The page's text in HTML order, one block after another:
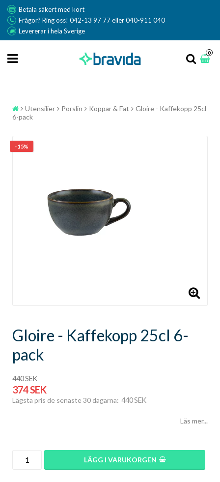
Betala säkert med kort
Frågor? Ring oss! 042-13 97 77 eller 040-911 040
Levererar i hela Sverige
0
Utensilier Porslin Koppar & Fat
Gloire - Kaffekopp 25cl
6-pack
- 15%
Gloire - Kaffekopp 25cl 6-
pack
440 SEK
374 SEK
Lägsta pris de senaste 30 dagarna 440 SEK
Läs mer...
LÄGG I VARUKORGEN